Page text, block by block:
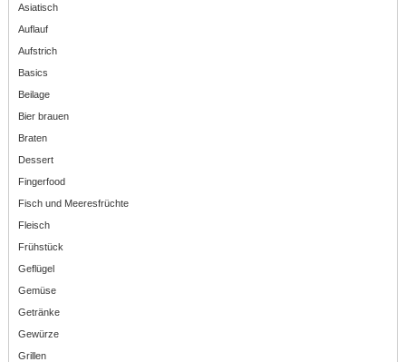
Asiatisch
Auflauf
Aufstrich
Basics
Beilage
Bier brauen
Braten
Dessert
Fingerfood
Fisch und Meeresfrüchte
Fleisch
Frühstück
Geflügel
Gemüse
Getränke
Gewürze
Grillen